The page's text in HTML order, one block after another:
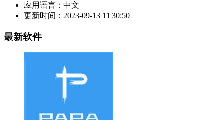
应用语言： 中文
更新时间： 2023-09-13 11:30:50
最新软件